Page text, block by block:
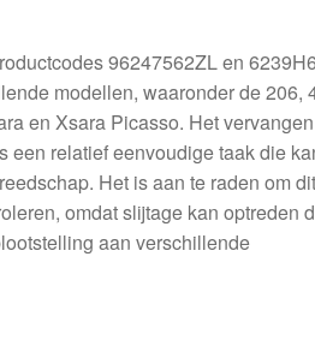
96247562ZL en
modellen, waaronder de 206,
en Xsara Picasso. Het
een relatief eenvoudige taak die
Het is aan te raden om
omdat slijtage kan optreden
aan verschillende